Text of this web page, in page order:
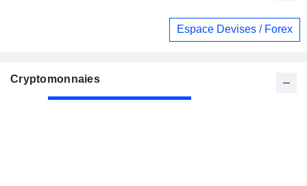
Espace Devises / Forex
Cryptomonnaies